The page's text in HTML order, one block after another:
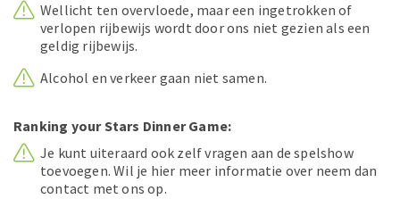
Wellicht ten overvloede, maar een ingetrokken of
verlopen rijbewijs wordt door ons niet gezien als een
geldig rijbewijs.
Alcohol en verkeer gaan niet samen.
Ranking your Stars Dinner Game:
Je kunt uiteraard ook zelf vragen aan de spelshow
toevoegen. Wil je hier meer informatie over neem dan
contact met ons op.